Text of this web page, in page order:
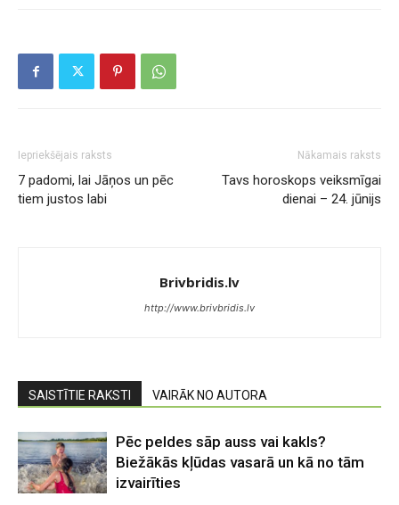
Iepriekšējais raksts
7 padomi, lai Jāņos un pēc
tiem justos labi
Nākamais raksts
Tavs horoskops veiksmīgai
dienai – 24. jūnijs
Brivbridis.lv
http://www.brivbridis.lv
SAISTĪTIE RAKSTI VAIRĀK NO AUTORA
Pēc peldes sāp auss vai kakls?
Biežākās kļūdas vasarā un kā no tām
izvairīties